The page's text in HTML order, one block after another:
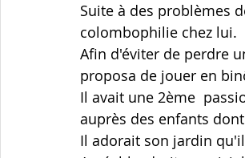
Suite à des problèmes
colombophilie chez lui.
Afin d'éviter de perdre
proposa de jouer en
Il avait une 2ème
auprès des enfants
Il adorait son jardin